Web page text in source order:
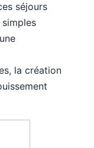
séjours
la création
!